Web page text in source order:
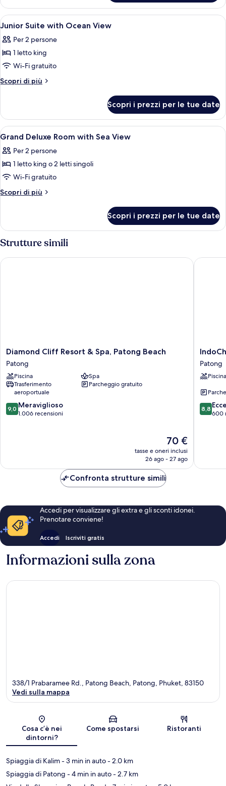
Junior,
vista
oceano
Apri
tutte
le
foto
per
Junior
Ocean
View
Biancheria da letto di alta qualità,
11
Junior Suite with Ocean View
Per 2 persone
1 letto king
Wi-Fi gratuito
Scopri di più
Altri
Suite
with
Ocean
Scopri i prezzi per le tue date
Apri
tutte
le
foto
per
Grand
with
View
Biancheria da letto di alta qualità,
10
Grand Deluxe Room with Sea View
Per 2 persone
1 letto king o 2 letti singoli
Wi-Fi gratuito
Scopri di più
Altri
Deluxe
with
View
Scopri i prezzi per le tue date
Strutture simili
Diamond
Cliff
Resort
&
Spa,
Patong
Beach
Patong
Diamond Cliff Resort & Spa, Patong Beach
Patong
Piscina
Spa
Trasferimento
aeroportuale
Parcheggio gratuito
9.0
su
9,0 Meraviglioso
1.006 recensioni
Il
prezzo
attuale
70 €
70 €
tasse e oneri inclusi
26 ago - 27 ago
Diamond Cliff Resort & Spa, Patong Beach
Resort
&
Villas
Patong
Piscina
8.8
su
8,8
600
Confronta strutture simili
Accedi per visualizzare gli extra e gli sconti idonei.
Prenotare conviene!
Accedi Iscriviti gratis
Informazioni sulla zona
Mappa
338/1 Prabaramee Rd., Patong Beach, Patong, Phuket, 83150
Vedi sulla mappa
Cosa c’è nei
dintorni?
Come spostarsi Ristoranti
Spiaggia di Kalim- 3 min in auto- 2.0 km
Spiaggia di Patong - 4 min in auto- 2.7 km